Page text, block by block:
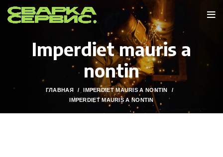
Imperdiet mauris a
nontin
ГЛАВНАЯ
IMPERDIET MAURIS A NONTIN
IMPERDIET MAURIS A NONTIN